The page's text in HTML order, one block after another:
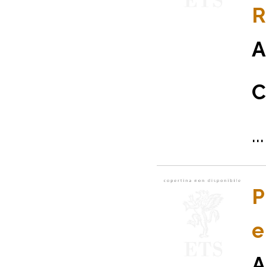
...